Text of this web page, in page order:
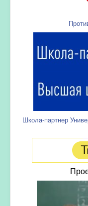
Школа-партнер